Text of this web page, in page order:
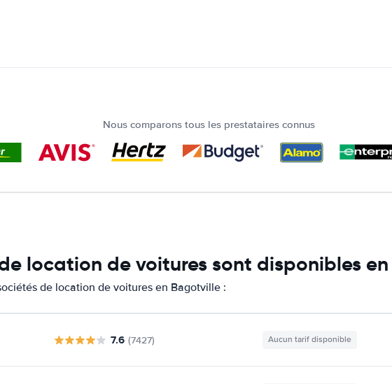
Nous comparons tous les prestataires connus
location de voitures sont disponibles
de location de voitures en Bagotville :
7.6 (7427) Aucun tarif disponible